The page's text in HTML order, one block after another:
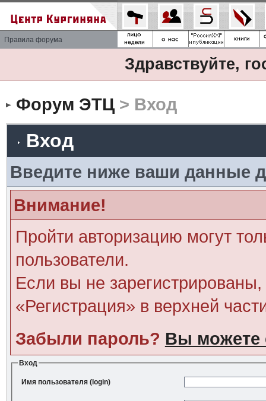
Правила форума
Здравствуйте,
Форум ЭТЦ> Вход
Вход
Введите ниже ваши данные
Внимание!
Пройти авторизацию могут
пользователи.
Если вы не
«Регистрация» в верхней
Забыли пароль? Вы можете
Вход
Имя пользователя (login)